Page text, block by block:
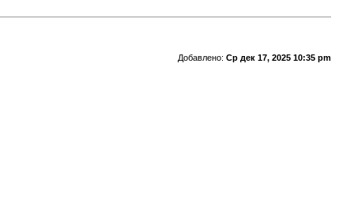
Добавлено: Ср дек 17, 2025 10:35 pm